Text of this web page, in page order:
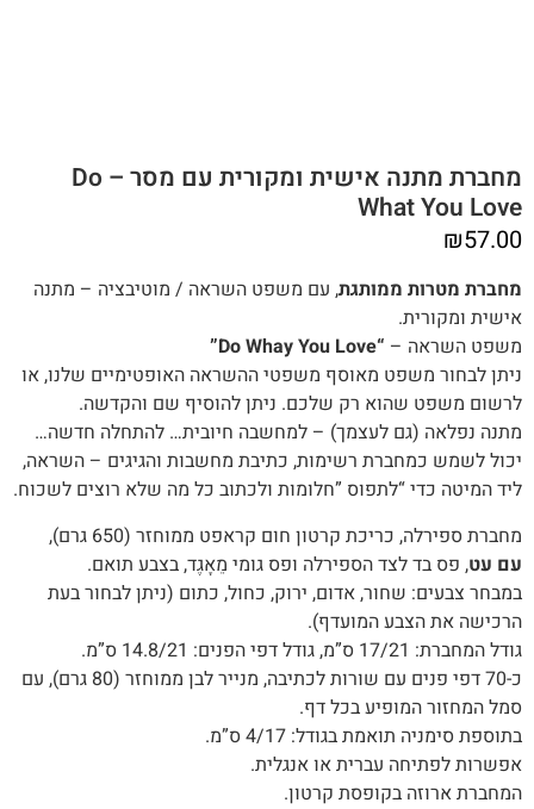
מחברת מתנה אישית ומקורית עם מסר – Do
What You Love
₪57.00
מחברת מטרות‭ ‬ממותגת
, עם משפט השראה / מוטיבציה – מתנה
אישית ומקורית.
משפט‭ ‬השראה –
“Do Whay You Love”
‬לרשום‭ ‬משפט‭ ‬שהוא‭ ‬רק‭ ‬שלכם‭.‬ ניתן להוסיף שם והקדשה.
מתנה‭ ‬נפלאה (‬גם‭ ‬לעצמך) – למחשבה‭ ‬חיובית… ‬להתחלה‭ ‬חדשה‭…‬
יכול‭ ‬לשמש‭ ‬כמחברת‭ ‬רשימות, ‬כתיבת‭ ‬מחשבות‭ ‬והגיגים – השראה,
‬ליד‭ ‬המיטה‭ ‬כדי “‬לתפוס‭” ‬חלומות‭ ‬ולכתוב‭ ‬כל‭ ‬מה‭ ‬שלא‭ ‬רוצים‭ ‬לשכוח‭.‬
מחברת ספירלה, כריכת קרטון חום קראפט ממוחזר (650 גרם),
עם עט, פס בד לצד הספירלה ופס גומי מֵאָגֶד, בצבע תואם.
במבחר צבעים: שחור, אדום, ירוק, כחול, כתום (ניתן לבחור בעת
הרכישה את הצבע המועדף).
גודל המחברת: 17/21 ס”מ, גודל דפי הפנים: 14.8/21 ס”מ.
כ-70 דפי פנים עם שורות לכתיבה, מנייר לבן ממוחזר (80 גרם), עם
סמל המחזור המופיע בכל דף.
בתוספת סימניה תואמת בגודל: 4/17 ס”מ.
אפשרות לפתיחה עברית או אנגלית.
המחברת ארוזה בקופסת קרטון.